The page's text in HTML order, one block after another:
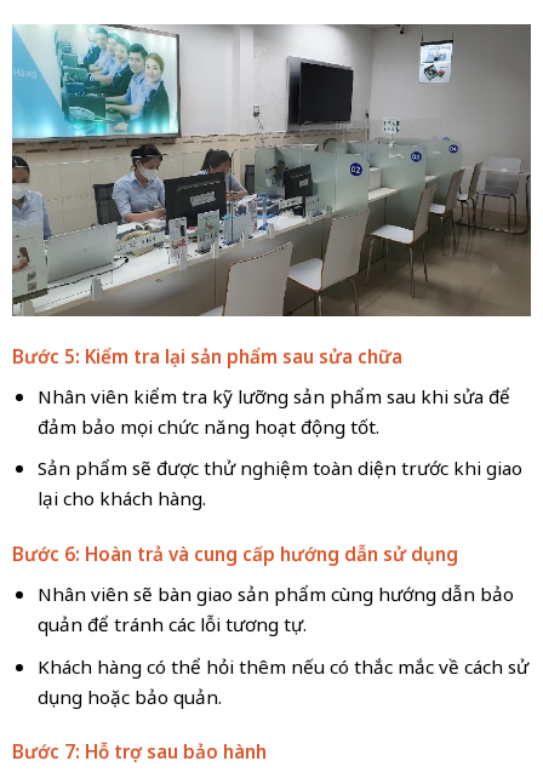
Bước 5: Kiểm tra lại sản phẩm sau sửa chữa
Nhân viên kiểm tra kỹ lưỡng sản phẩm sau khi sửa để
đảm bảo mọi chức năng hoạt động tốt.
Sản phẩm sẽ được thử nghiệm toàn diện trước khi giao
lại cho khách hàng.
Bước 6: Hoàn trả và cung cấp hướng dẫn sử dụng
Nhân viên sẽ bàn giao sản phẩm cùng hướng dẫn bảo
quản để tránh các lỗi tương tự.
Khách hàng có thể hỏi thêm nếu có thắc mắc về cách sử
dụng hoặc bảo quản.
Bước 7: Hỗ trợ sau bảo hành